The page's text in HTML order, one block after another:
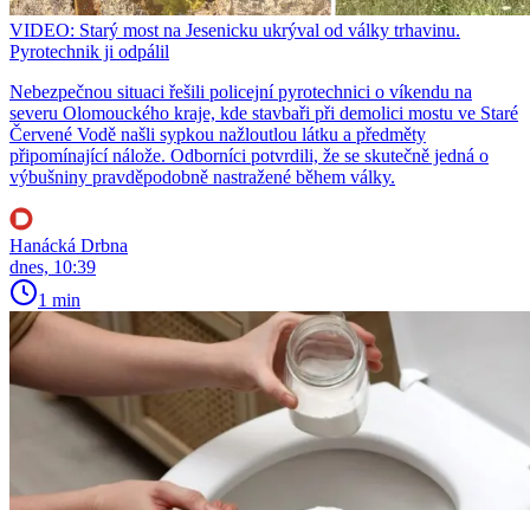
VIDEO: Starý most na Jesenicku ukrýval od války trhavinu.
Pyrotechnik ji odpálil
Nebezpečnou situaci řešili policejní pyrotechnici o víkendu na
severu Olomouckého kraje, kde stavbaři při demolici mostu ve Staré
Červené Vodě našli sypkou nažloutlou látku a předměty
připomínající nálože. Odborníci potvrdili, že se skutečně jedná o
výbušniny pravděpodobně nastražené během války.
Hanácká Drbna
dnes, 10:39
1 min